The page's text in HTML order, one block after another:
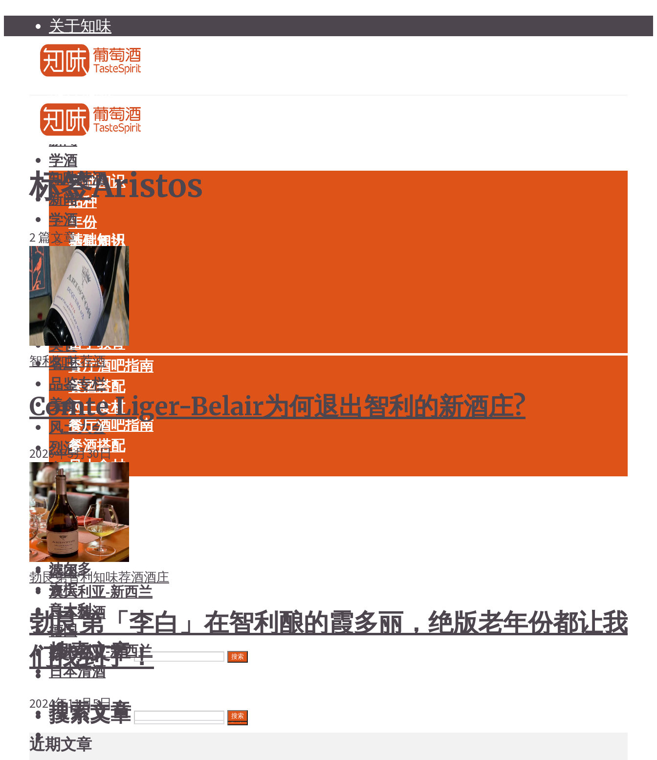
关于知味
知味介绍
知味专家顾问委员会
联系我们
知味荐酒
新闻
学酒
基础知识
品种
年份
酒具周边
投资收藏
留学教育
名庄
品鉴专栏
美食
餐厅酒吧指南
餐酒搭配
风土食材
风土大会
烈酒
中国酒
勃艮第
波尔多
香槟
意大利
德国
澳大利亚-新西兰
日本清酒
搜索文章 搜索
搜索文章 搜索
知味荐酒
新闻
学酒
基础知识
品种
年份
酒具周边
投资收藏
留学教育
名庄
品鉴专栏
美食
餐厅酒吧指南
餐酒搭配
风土食材
风土大会
烈酒
中国酒
勃艮第
波尔多
香槟
意大利
德国
澳大利亚-新西兰
日本清酒
搜索文章 搜索
标签Aristos
2 篇文章
智利知味荐酒
Comte Liger-Belair为何退出智利的新酒庄?
2026年5月30日
勃艮第智利知味荐酒酒庄
勃艮第「李白」在智利酿的霞多丽，绝版老年份都让我
们找到了！
2024年11月5日
近期文章